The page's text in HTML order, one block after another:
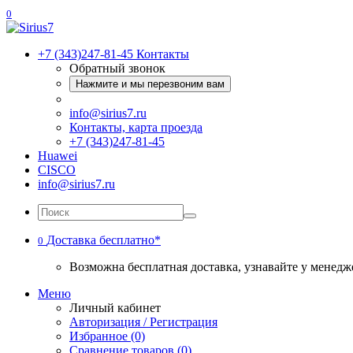
0
+7 (343)247-81-45 Контакты
Обратный звонок
Нажмите и мы перезвоним вам
info@sirius7.ru
Контакты, карта проезда
+7 (343)247-81-45
Huawei
CISCO
info@sirius7.ru
0 Доставка бесплатно*
Возможна бесплатная доставка, узнавайте у
Меню
Личный кабинет
Авторизация / Регистрация
Избранное (0)
Сравнение товаров (0)